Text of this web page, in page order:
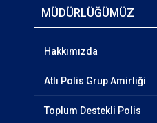
MÜDÜRLÜĞÜMÜZ
Hakkımızda
Atlı Polis Grup Amirliği
Toplum Destekli Polis